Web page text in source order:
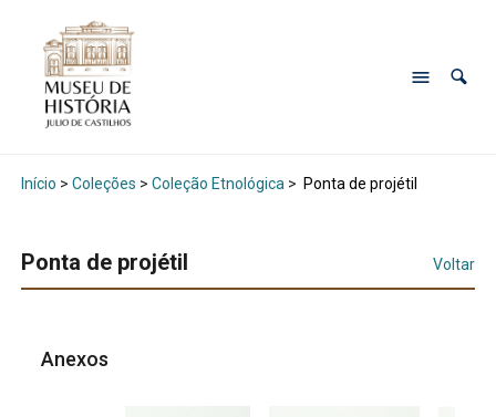
Início > Coleções > Coleção Etnológica > Ponta de projétil
Ponta de projétil Voltar
Anexos